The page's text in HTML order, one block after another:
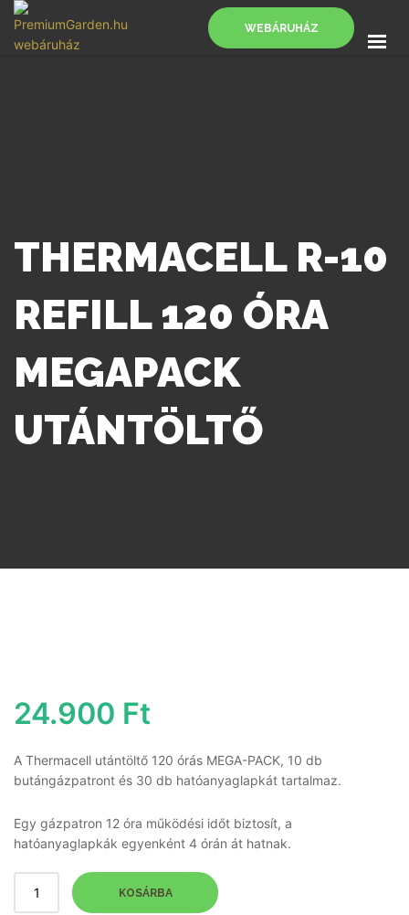
WEBÁRUHÁZ
THERMACELL R-10
REFILL 120 ÓRA
MEGAPACK
UTÁNTÖLTŐ
24.900 Ft
A Thermacell utántöltő 120 órás MEGA-PACK, 10 db
butángázpatront és 30 db hatóanyaglapkát tartalmaz.
Egy gázpatron 12 óra működési időt biztosít, a
hatóanyaglapkák egyenként 4 órán át hatnak.
KOSÁRBA